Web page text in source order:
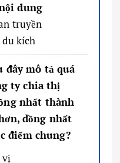
dung
truyền
kích
đây mô tả quá
ty chia thị
nhất thành
đồng nhất
điểm chung?
vị